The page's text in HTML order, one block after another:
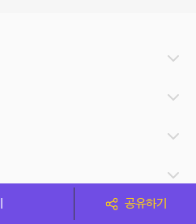
공유하기